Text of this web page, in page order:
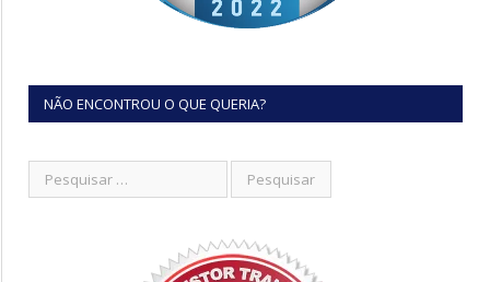
NÃO ENCONTROU O QUE QUERIA?